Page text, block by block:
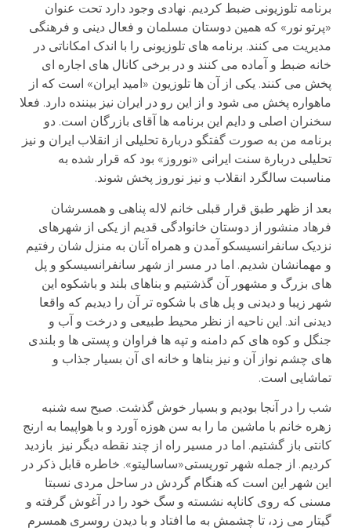
برنامه تلوزیونی ضبط کردیم. نهادی وجود دارد تحت عنوان
«پرتو نور» که همین دوستان مسلمان و فعال دینی و فرهنگی
مدیریت می کنند. برنامه های تلوزیونی را با اندک امکاناتی در
خانه ضبط و آماده می کنند و در برخی کانال های اجاره ای
پخش می کنند. یکی از آن ها تلوزیون «امید ایران» است که از
ماهواره پخش می شود و از این رو در ایران نیز بیننده دارد. فعلا
سخنران اصلی و دایم این برنامه ها آقای بازرگان است. دو
برنامه من به صورت گفتگو دربارة تحلیلی از انقلاب ایران و نیز
تحلیلی دربارة سنت ایرانی «نوروز» بود که قرار شده به
مناسبت سالگرد انقلاب و نیز نوروز پخش شوند.
بعد از ظهر طبق قرار قبلی خانم لاله پناهی و همسرشان
فرهاد منشور از دوستان خانوادگی قدیم از یکی از شهرهای
نزدیک سانفرانسیسکو آمدن و همراه آنان به منزل شان رفتیم
و مهمانشان شدیم. اما در مسر از شهر سانفرانسیسکو و پل
های بزرگ و مشهور آن گذشتیم و بناهای بلند و باشکوه این
شهر زیبا و دیدنی و پل های با شکوه تر آن را دیدیم که واقعا
دیدنی اند. این ناحیه از نظر محیط طبیعی و درخت و آب و
جنگل و کوه های کم دامنه و تپه ها فراوان و پستی ها و بلندی
های چشم نواز آن و نیز بناها و خانه ای آن بسیار جذاب و
تماشایی است.
شب را در آنجا بودیم و بسیار خوش گذشت. صبح سه شنبه
زهره خانم با ماشین ما را به سن هوزه آورد و با هواپیما به ارنج
کانتی باز گشتیم. اما در مسیر راه از چند نقطه دیگر نیز بازدید
کردیم. از جمله شهر توریستی«ساسالیتو». خاطره قابل ذکر در
این شهر این است که هنگام گردش در ساحل مردی نسبتا
مسنی که روی کاناپه نشسته و سگ خود را در آغوش گرفته و
گیتار می زد، تا چشمش به ما افتاد و با دیدن روسری همسرم